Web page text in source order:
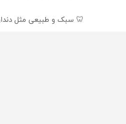
🦷 سبک و طبیعی مثل